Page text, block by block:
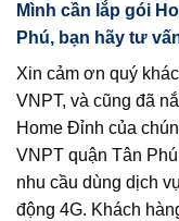
Mình cần lắp gói
Phú, bạn hãy tư
Xin cảm ơn quý
VNPT, và cũng đã
Home Đỉnh của
VNPT quận Tân
nhu cầu dùng dịch
động 4G. Khách